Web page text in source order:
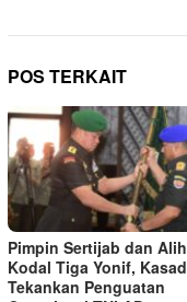
POS TERKAIT
Pimpin Sertijab dan Alih
Kodal Tiga Yonif, Kasad
Tekankan Penguatan